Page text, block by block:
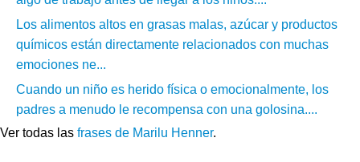
Los alimentos altos en grasas malas, azúcar y productos
químicos están directamente relacionados con muchas
emociones ne...
Cuando un niño es herido física o emocionalmente, los
padres a menudo le recompensa con una golosina....
Ver todas las frases de Marilu Henner.